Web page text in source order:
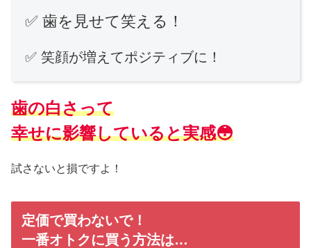
✅ 歯を見せて笑える！
✅ 笑顔が増えてポジティブに！
歯の白さって
幸せに影響していると実感😳
試さないと損ですよ！
定価で買わないで！
一番オトクに買う方法は…